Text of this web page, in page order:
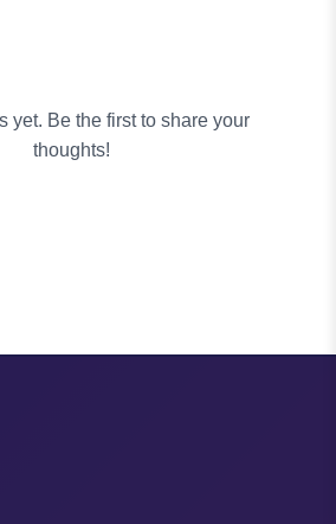
yet. Be the first to share your
thoughts!